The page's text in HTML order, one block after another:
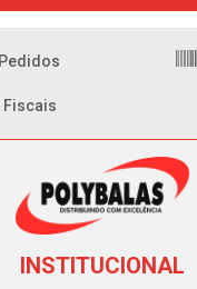
Fiscais
INSTITUCIONAL